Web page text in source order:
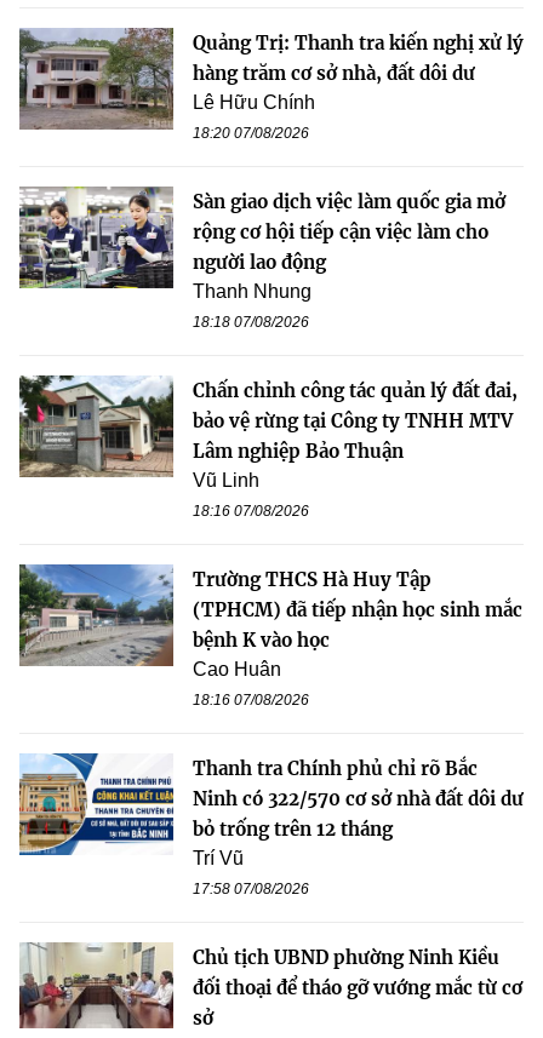
Quảng Trị: Thanh tra kiến nghị xử lý
hàng trăm cơ sở nhà, đất dôi dư
Lê Hữu Chính
18:20 07/08/2026
Sàn giao dịch việc làm quốc gia mở
rộng cơ hội tiếp cận việc làm cho
người lao động
Thanh Nhung
18:18 07/08/2026
Chấn chỉnh công tác quản lý đất đai,
bảo vệ rừng tại Công ty TNHH MTV
Lâm nghiệp Bảo Thuận
Vũ Linh
18:16 07/08/2026
Trường THCS Hà Huy Tập
(TPHCM) đã tiếp nhận học sinh mắc
bệnh K vào học
Cao Huân
18:16 07/08/2026
Thanh tra Chính phủ chỉ rõ Bắc
Ninh có 322/570 cơ sở nhà đất dôi dư
bỏ trống trên 12 tháng
Trí Vũ
17:58 07/08/2026
Chủ tịch UBND phường Ninh Kiều
đối thoại để tháo gỡ vướng mắc từ cơ
sở